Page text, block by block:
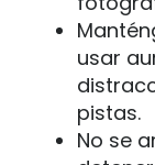
usar
pistas.
No se